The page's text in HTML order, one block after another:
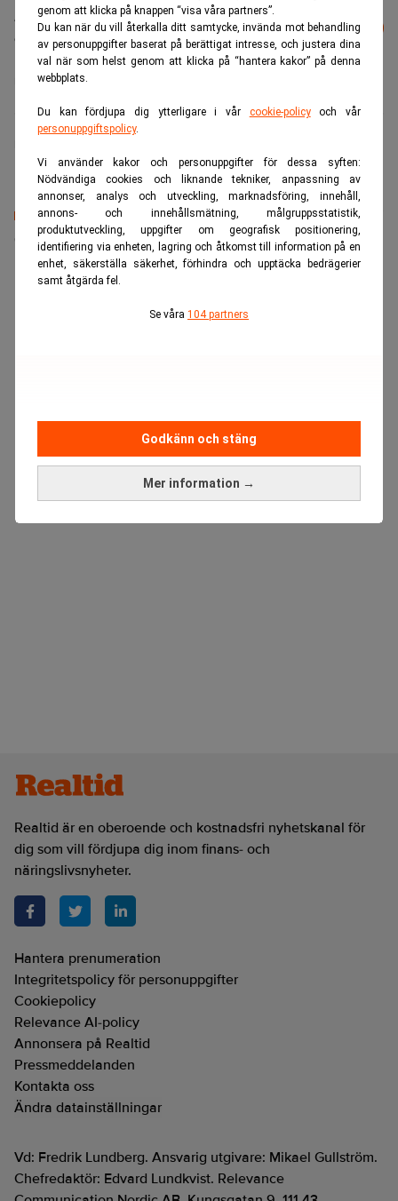
genom att klicka på knappen “visa våra partners”.
Du kan när du vill återkalla ditt samtycke, invända mot behandling
av personuppgifter baserat på berättigat intresse, och justera dina
val när som helst genom att klicka på “hantera kakor” på denna
webbplats.
Du kan fördjupa dig ytterligare i vår cookie-policyoch vår
personuppgiftspolicy.
Vi använder kakor och personuppgifter för dessa syften:
Nödvändiga cookies och liknande tekniker, anpassning av
annonser, analys och utveckling, marknadsföring, innehåll,
annons- och innehållsmätning, målgruppsstatistik,
produktutveckling, uppgifter om geografisk positionering,
identifiering via enheten, lagring och åtkomst till information på en
enhet, säkerställa säkerhet, förhindra och upptäcka bedrägerier
samt åtgärda fel.
Se våra 104 partners
Mer information →
Godkänn och stäng
Läs mer från Realtid - vårt nyhetsbrev
är kostnadsfritt:
Prenumerera
Intrum
Senaste lediga jobben
Realtid är en oberoende och kostnadsfri nyhetskanal för
dig som vill fördjupa dig inom finans- och
näringslivsnyheter.
Hantera prenumeration
Integritetspolicy för personuppgifter
Cookiepolicy
Relevance AI-policy
Annonsera på Realtid
Pressmeddelanden
Kontakta oss
Ändra datainställningar
Vd: Fredrik Lundberg. Ansvarig utgivare: Mikael Gullström.
Chefredaktör: Edvard Lundkvist. Relevance